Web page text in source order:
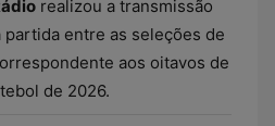
realizou a transmissão
entre as seleções de
aos oitavos de
de 2026.